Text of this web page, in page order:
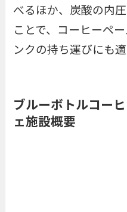
べるほか、炭酸の内
ことで、コーヒーペ
ンクの持ち運びにも
ブルーボトルコー
ェ施設概要